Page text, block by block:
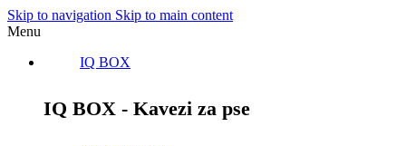
Skip to navigation Skip to main content
Menu
IQ BOX
IQ BOX - Kavezi za pse